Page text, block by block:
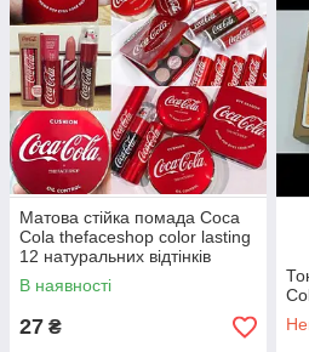
Матова стійка помада Coca
Cola thefaceshop color lasting
12 натуральних відтінків
В наявності
27 ₴